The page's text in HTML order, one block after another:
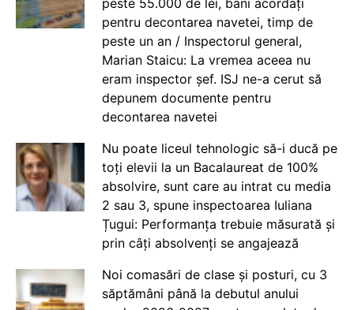
pentru decontarea navetei, timp de
peste un an / Inspectorul general,
Marian Staicu: La vremea aceea nu
eram inspector șef. ISJ ne-a cerut să
depunem documente pentru
decontarea navetei
Nu poate liceul tehnologic să-i ducă pe
toți elevii la un Bacalaureat de 100%
absolvire, sunt care au intrat cu media
2 sau 3, spune inspectoarea Iuliana
Țugui: Performanța trebuie măsurată și
prin câți absolvenți se angajează
Noi comasări de clase și posturi, cu 3
săptămâni până la debutul anului